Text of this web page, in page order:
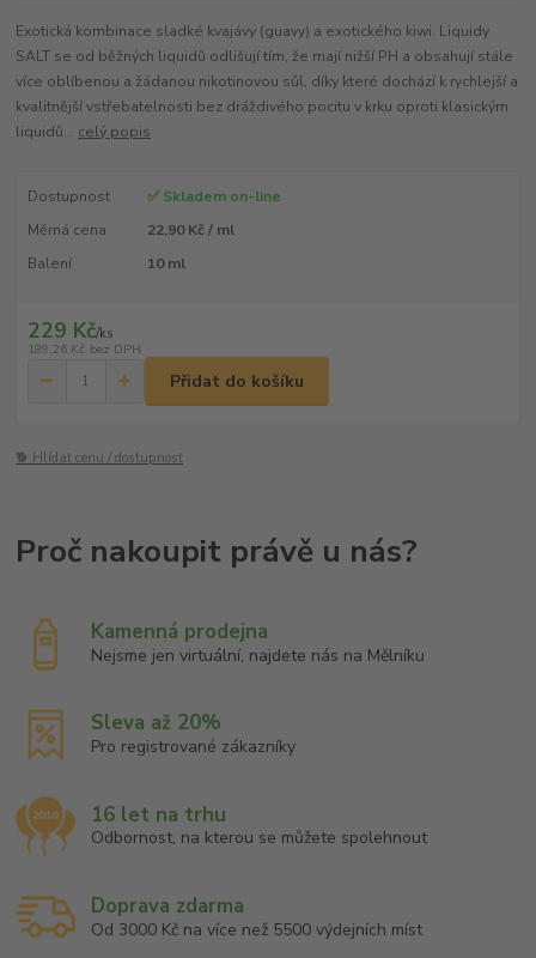
Exotická kombinace sladké kvajávy (guavy) a exotického kiwi. Liquidy
SALT se od běžných liquidů odlišují tím, že mají nižší PH a obsahují stále
více oblíbenou a žádanou nikotinovou sůl, díky které dochází k rychlejší a
kvalitnější vstřebatelnosti bez dráždivého pocitu v krku oproti klasickým
liquidů... celý popis
Dostupnost
✅ Skladem on-line
Měrná cena
22,90 Kč / ml
Balení
10 ml
229 Kč/ks
189,26 Kč bez DPH
Přidat do košíku
🐕 Hlídat cenu / dostupnost
Kamenná prodejna
Nejsme jen virtuální, najdete nás na Mělníku
Sleva až 20%
Pro registrované zákazníky
16 let na trhu
Odbornost, na kterou se můžete spolehnout
Doprava zdarma
Od 3000 Kč na více než 5500 výdejních míst